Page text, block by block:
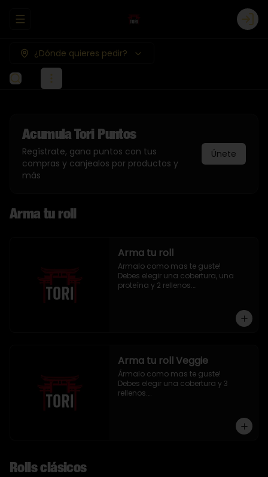
Abrir menu de navegación Login
¿Dónde quieres pedir?
AcumulaTori Puntos
Regístrate, gana puntos con tus
compras y canjealos por productos y
más
Únete
Arma tu roll
Arma tu roll
Armalo como mas te guste!
Debes elegir una cobertura, una
proteína y 2 rellenos.
Arma tu roll Veggie
Ármalo como mas te guste!
Debes elegir una cobertura y 3
rellenos.
Rolls clásicos